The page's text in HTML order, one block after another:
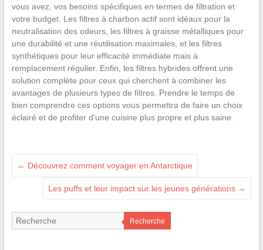
vous avez, vos besoins spécifiques en termes de filtration et
votre budget. Les filtres à charbon actif sont idéaux pour la
neutralisation des odeurs, les filtres à graisse métalliques pour
une durabilité et une réutilisation maximales, et les filtres
synthétiques pour leur efficacité immédiate mais à
remplacement régulier. Enfin, les filtres hybrides offrent une
solution complète pour ceux qui cherchent à combiner les
avantages de plusieurs types de filtres. Prendre le temps de
bien comprendre ces options vous permettra de faire un choix
éclairé et de profiter d’une cuisine plus propre et plus saine.
← Découvrez comment voyager en Antarctique
Les puffs et leur impact sur les jeunes générations →
Recherche